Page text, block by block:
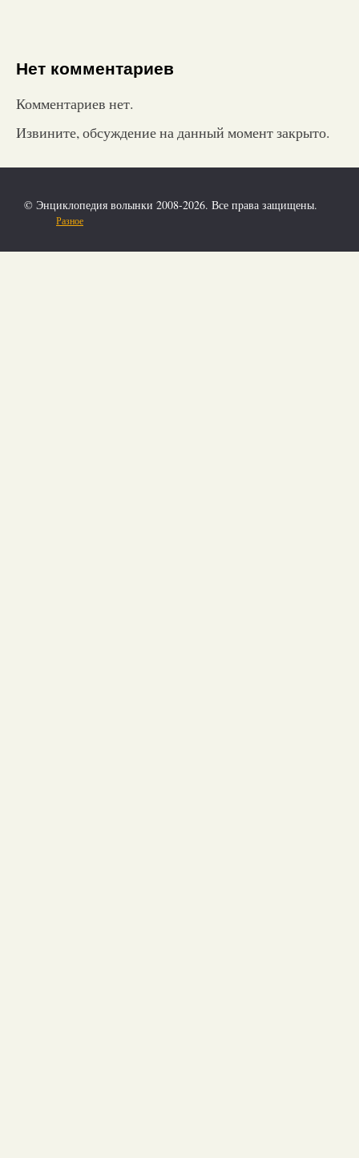
Нет комментариев
Комментариев нет.
Извините, обсуждение на данный момент закрыто.
© Энциклопедия волынки 2008-2026. Все права защищены.
Разное